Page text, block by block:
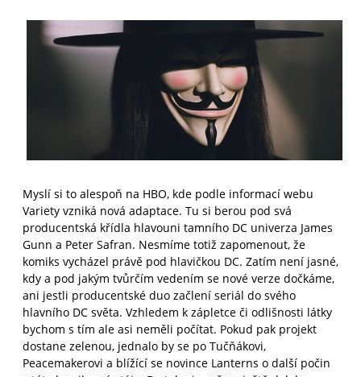
Myslí si to alespoň na HBO, kde podle informací webu
Variety vzniká nová adaptace. Tu si berou pod svá
producentská křídla hlavouni tamního DC univerza James
Gunn a Peter Safran. Nesmíme totiž zapomenout, že
komiks vycházel právě pod hlavičkou DC. Zatím není jasné,
kdy a pod jakým tvůrčím vedením se nové verze dočkáme,
ani jestli producentské duo začlení seriál do svého
hlavního DC světa. Vzhledem k zápletce či odlišnosti látky
bychom s tím ale asi neměli počítat. Pokud pak projekt
dostane zelenou, jednalo by se po Tučňákovi,
Peacemakerovi a blížící se novince Lanterns o další počin